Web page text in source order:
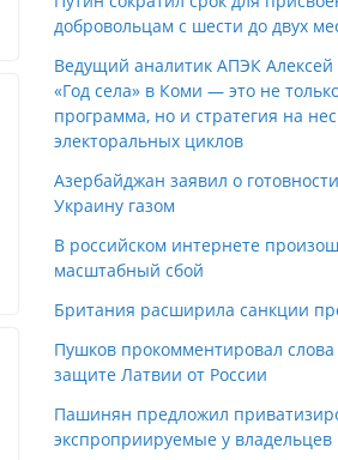
добровольцам с шести до двух
Ведущий аналитик АПЭК Алексей
«Год села» в Коми — это не
программа, но и стратегия на
электоральных циклов
Азербайджан заявил о
Украину газом
В российском интернете
масштабный сбой
Британия расширила санкции
Пушков прокомментировал слова
защите Латвии от России
Пашинян предложил
экспроприируемые у